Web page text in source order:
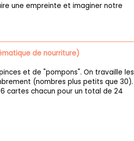
une empreinte et imaginer notre
de nourriture)
et de "pompons". On travaille les
(nombres plus petits que 30).
cartes chacun pour un total de 24